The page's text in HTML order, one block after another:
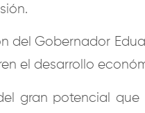
del Gobernador
el desarrollo
gran potencial